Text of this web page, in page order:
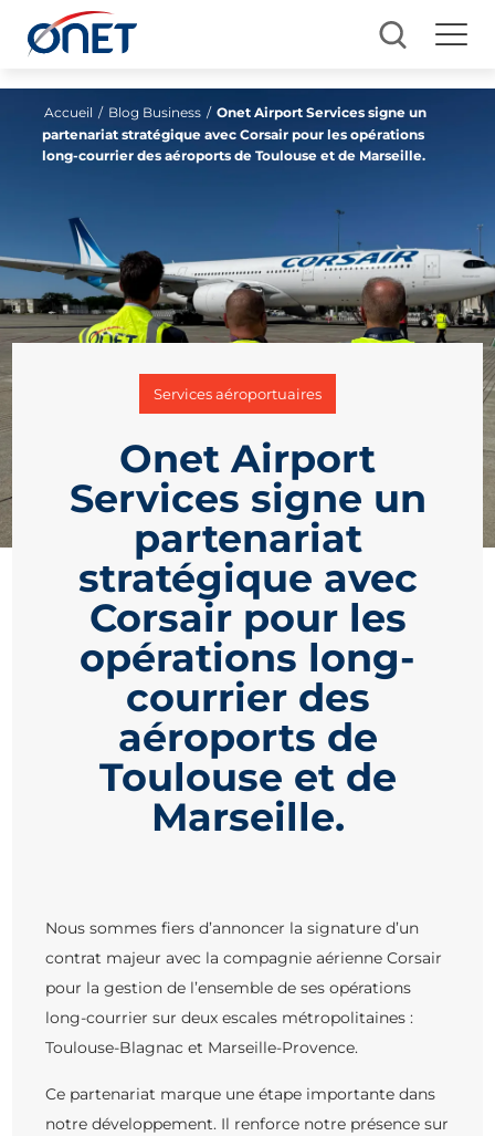
Accueil / Blog Business / Onet Airport Services signe un
partenariat stratégique avec Corsair pour les opérations
long-courrier des aéroports de Toulouse et de Marseille.
Services aéroportuaires
Onet Airport
Services signe un
partenariat
stratégique avec
Corsair pour les
opérations long-
courrier des
aéroports de
Toulouse et de
Marseille.
Nous sommes fiers d’annoncer la signature d’un
contrat majeur avec la compagnie aérienne Corsair
pour la gestion de l’ensemble de ses opérations
long-courrier sur deux escales métropolitaines :
Toulouse-Blagnac et Marseille-Provence.
Ce partenariat marque une étape importante dans
notre développement. Il renforce notre présence sur